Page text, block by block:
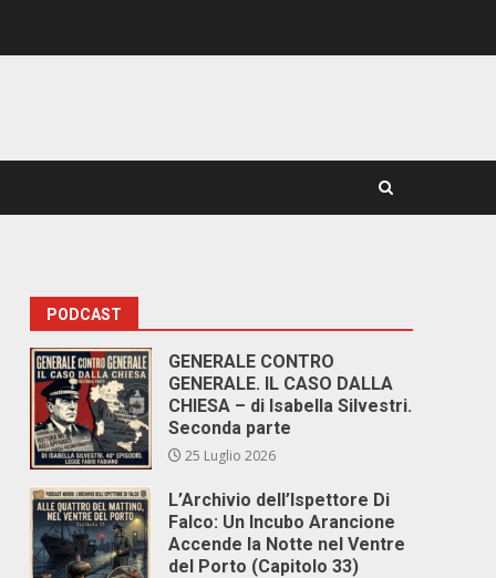
PODCAST
GENERALE CONTRO
GENERALE. IL CASO DALLA
CHIESA – di Isabella Silvestri.
Seconda parte
25 Luglio 2026
L’Archivio dell’Ispettore Di
Falco: Un Incubo Arancione
Accende la Notte nel Ventre
del Porto (Capitolo 33)